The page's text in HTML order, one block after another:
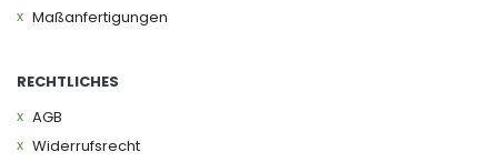
Maßanfertigungen
RECHTLICHES
AGB
Widerrufs­recht